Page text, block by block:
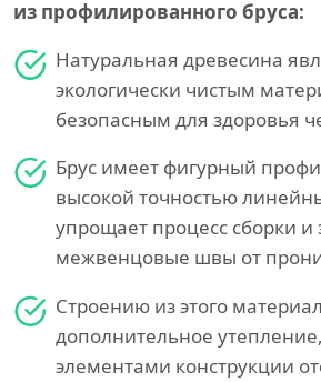
из профилированного бруса:
Натуральная древесина
экологически чистым
безопасным для здоровья
Брус имеет фигурный
высокой точностью
упрощает процесс сборки
межвенцовые швы от
Строению из этого
дополнительное
элементами конструкции